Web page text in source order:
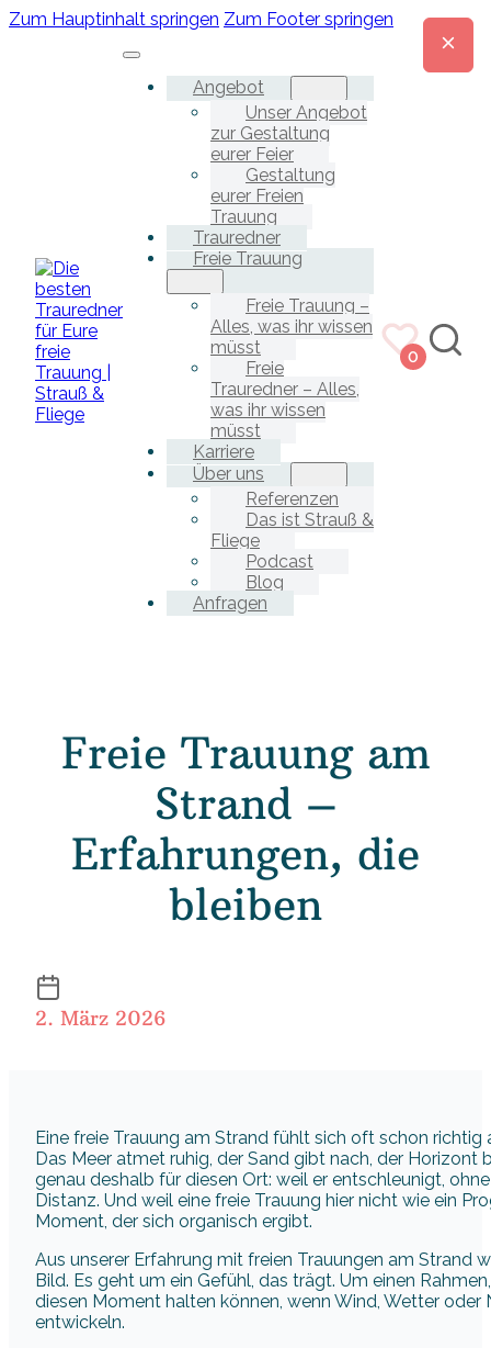
Zum Hauptinhalt springen Zum Footer springen
Angebot
Unser Angebot
zur Gestaltung
eurer Feier
Gestaltung
eurer Freien
Trauung
Trauredner
Freie Trauung
Freie Trauung –
Alles, was ihr wissen
müsst
Freie
Trauredner – Alles,
was ihr wissen
müsst
Karriere
Über uns
Referenzen
Das ist Strauß &
Fliege
Podcast
Blog
Anfragen
0
Freie Trauung am
Strand –
Erfahrungen, die
bleiben
2. März 2026
Eine freie Trauung am Strand fühlt sich oft schon
Das Meer atmet ruhig, der Sand gibt nach, der Horizont
genau deshalb für diesen Ort: weil er entschleunigt,
Distanz. Und weil eine freie Trauung hier nicht wie ein
Moment, der sich organisch ergibt.
Aus unserer Erfahrung mit freien Trauungen am Strand
Bild. Es geht um ein Gefühl, das trägt. Um einen
diesen Moment halten können, wenn Wind, Wetter
entwickeln.